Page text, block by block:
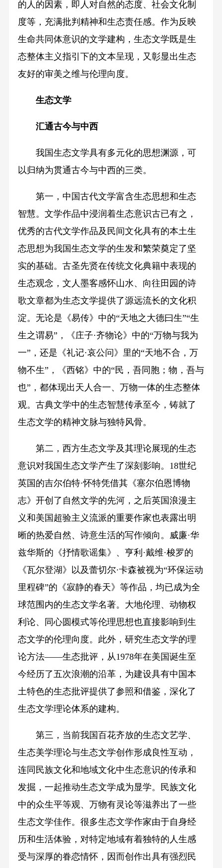
的人的因素，即人对自然的态度、社会文化制
度等，充满批判精神和生态责任感。作为反映
生命共同体意识的文学建构，生态文学既是生
态整体主义指引下的文本呈现，又彰显出生态
友好的审美之维与伦理向度。
生态文学
汇通古今与中西
我国生态文学具有多元化的思想渊源，可
以归纳为贯通古今与中西的三类。
第一，中国古代文学富含生态思想和生态
智慧。文学作品中浸润着生态意识古已有之，
优秀的古代文学作品及民间文化具有的本土生
态思想为我国生态文学的生发和繁荣奠定了坚
实的基础。古圣先贤在传统文化典籍中表现的
生态观念，文人墨客感怀山水、向往田园的诗
歌文章都为生态文学提供了源远流长的文化积
淀。无论是《易传》中的“天地之大德曰生”“生
生之谓易”，《庄子·齐物论》中的“万物与我为
一”，还是《礼记·哀公问》里的“天地不合，万
物不生”，《西铭》中的“民，吾同胞；物，吾与
也”，都体现出天人合一、万物一体的生态整体
观。古典文学中的生态智慧传承至今，铸就了
生态文学的精神文脉与独特风骨。
第二，西方生态文学及其理论展现的生态
意识对我国生态文学产生了深刻影响。18世纪
英国的吉尔伯特·怀特凭借其《塞尔伯恩博物
志》开创了自然文学的先河，之后英国浪漫主
义和美国超验主义流派的重要作家也表露出明
晰的热爱自然、诗意生活的写作倾向。威廉·华
兹华斯的《抒情歌谣集》、亨利·戴维·梭罗的
《瓦尔登湖》以及蕾切尔·卡森被视为“环保运动
里程碑”的《寂静的春天》等作品，均已成为全
球范围内的生态文学名著。大地伦理、动物权
利论、同心圆模式等伦理思想也直接影响到生
态文学的伦理向度。此外，研究生态文学的理
论方法——生态批评，从1978年在美国诞生至
今经历了五次浪潮的沿革，为建设具有中国本
土特色的生态批评提供了参照和借鉴，深化了
生态文学理论体系的建构。
第三，当前我国百花齐放的生态文艺学、
生态美学理论与生态文学创作形成良性互动，
连同民族文化和地域文化中生态意识的传承和
发掘，一起推动生态文学成为显学。民族文化
中的众生平等观、万物有灵论等滋养出了一些
生态文学佳作。很多生态文学作家由于自身经
历和生活体验，对特定地域有着独特的人生感
受与深厚的眷恋情怀，因而创作出具有强烈民